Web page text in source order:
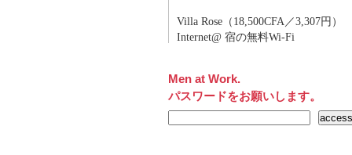
Villa Rose（18,500CFA／3,307円）
Internet@ 宿の無料Wi-Fi
Men at Work.
パスワードをお願いします。